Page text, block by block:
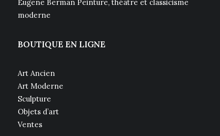
Eugene Berman Peinture, théâtre et classicisme
moderne
BOUTIQUE EN LIGNE
Art Ancien
Art Moderne
Sculpture
Objets d’art
Ventes